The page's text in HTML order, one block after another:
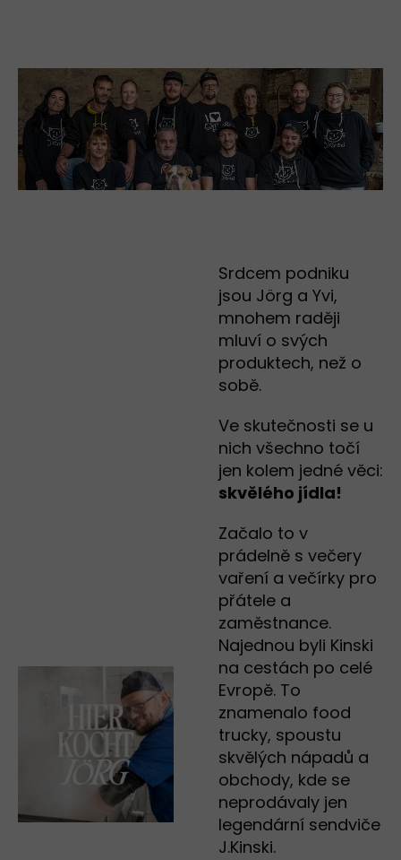
Srdcem podniku
jsou Jörg a Yvi,
mnohem raději
mluví o svých
produktech, než o
sobě.
Ve skutečnosti se u
nich všechno točí
jen kolem jedné věci:
skvělého jídla!
Začalo to v
prádelně s večery
vaření a večírky pro
přátele a
zaměstnance.
Najednou byli Kinski
na cestách po celé
Evropě. To
znamenalo food
trucky, spoustu
skvělých nápadů a
obchody, kde se
neprodávaly jen
legendární sendviče
J.Kinski.